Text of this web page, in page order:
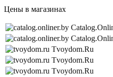
Цены в магазинах
Tvoydom.ru
Tvoydom.ru
Tvoydom.ru